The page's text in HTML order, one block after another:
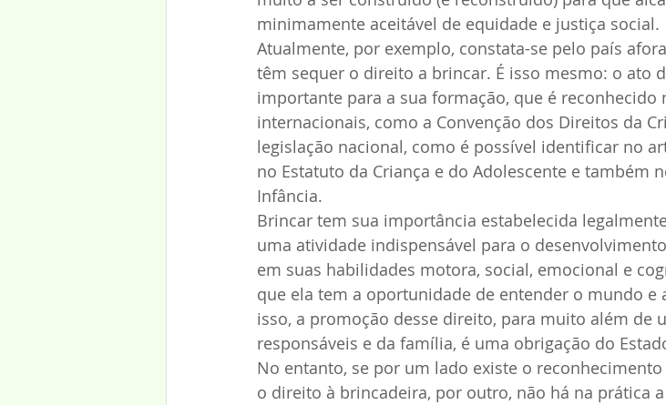
minimamente aceitável de equidade e justiça social.
Atualmente, por exemplo, constata-se pelo país
têm sequer o direito a brincar. É isso mesmo: o ato
importante para a sua formação, que é reconhecido
internacionais, como a Convenção dos Direitos da
legislação nacional, como é possível identificar no
no Estatuto da Criança e do Adolescente e também
Infância.
Brincar tem sua importância estabelecida
uma atividade indispensável para o
em suas habilidades motora, social, emocional e
que ela tem a oportunidade de entender o mundo e
isso, a promoção desse direito, para muito além de
responsáveis e da família, é uma obrigação do
No entanto, se por um lado existe o
o direito à brincadeira, por outro, não há na prática